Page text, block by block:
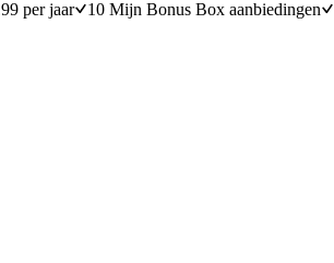
per jaar 10 Mijn Bonus Box aanbiedingen